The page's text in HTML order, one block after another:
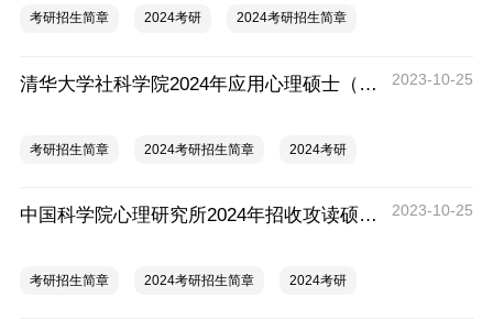
考研招生简章 2024考研 2024考研招生简章
清华大学社科学院2024年应用心理硕士（MAP）(认知智能项目)专业学位招生简章 2023-10-25
考研招生简章 2024考研招生简章 2024考研
中国科学院心理研究所2024年招收攻读硕士学位研究生简章 2023-10-25
考研招生简章 2024考研招生简章 2024考研